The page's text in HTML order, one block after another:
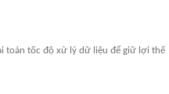
toán tốc độ xử lý dữ liệu để giữ lợi thế